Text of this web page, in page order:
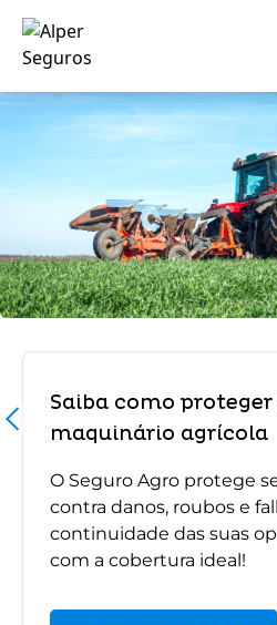
Saiba como proteger
maquinário agrícola
O Seguro Agro protege
contra danos, roubos e
continuidade das suas
com a cobertura ideal!